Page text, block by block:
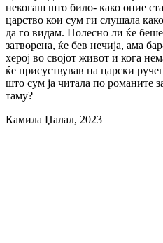
некогаш што било- како оние
царство кои сум ги слушала
да го видам. Полесно ли ќе
затворена, ќе бев нечија, ама
херој во својот живот и кога
ќе присуствував на царски
што сум ја читала по романите
таму?
Камила Џалал, 2023